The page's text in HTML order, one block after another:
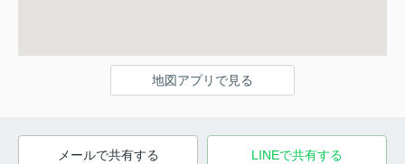
地図アプリで見る
メールで共有する LINEで共有する